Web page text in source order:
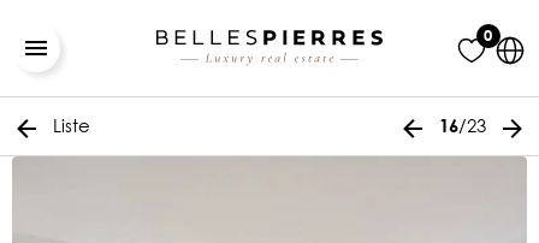
0
Liste 16/23